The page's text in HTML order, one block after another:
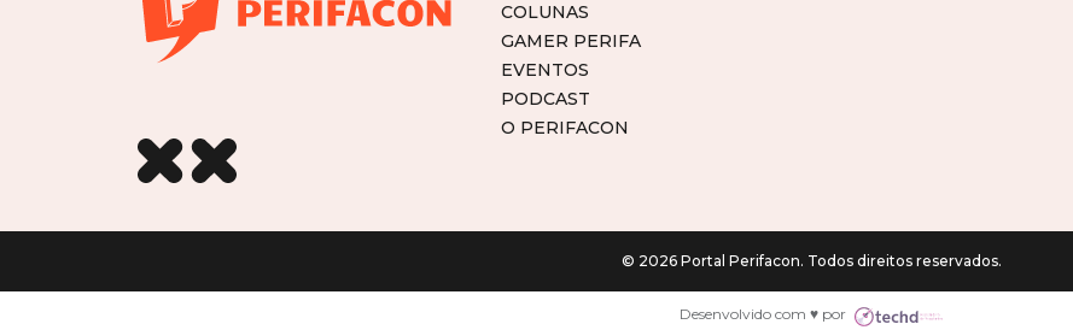
COLUNAS
GAMER PERIFA
EVENTOS
PODCAST
O PERIFACON
© 2026 Portal Perifacon. Todos direitos reservados.
Desenvolvido com ♥ por